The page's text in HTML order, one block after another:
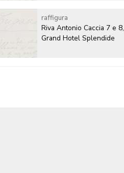
raffigura
Riva Antonio Caccia 7 e 8,
Grand Hotel Splendide